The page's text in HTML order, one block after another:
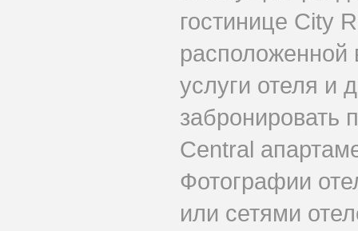
гостинице City
услуги отеля и
забронировать
Central
Фотографии
или сетями